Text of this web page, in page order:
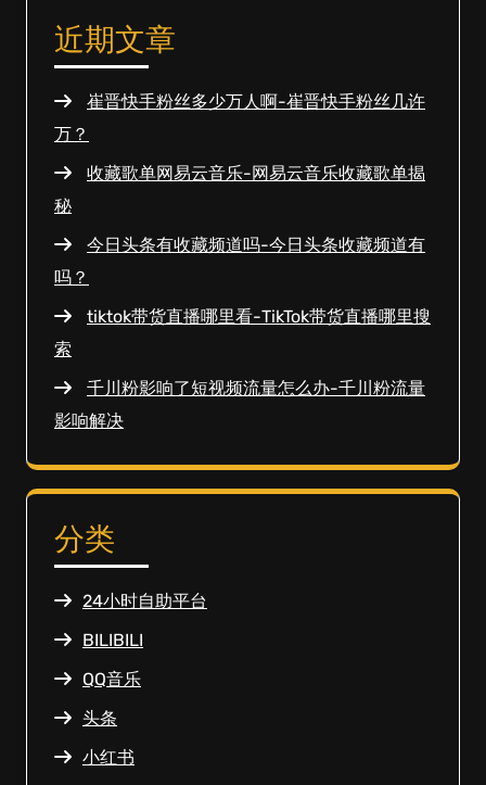
近期文章
崔晋快手粉丝多少万人啊-崔晋快手粉丝几许
万？
收藏歌单网易云音乐-网易云音乐收藏歌单揭
秘
今日头条有收藏频道吗-今日头条收藏频道有
吗？
tiktok带货直播哪里看-TikTok带货直播哪里搜
索
千川粉影响了短视频流量怎么办-千川粉流量
影响解决
分类
24小时自助平台
BILIBILI
QQ音乐
头条
小红书